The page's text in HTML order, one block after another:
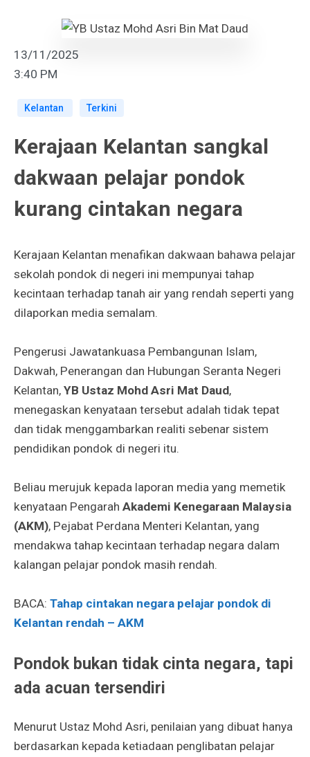
13/11/2025
3:40 PM
Kelantan Terkini
Kerajaan Kelantan sangkal
dakwaan pelajar pondok
kurang cintakan negara
Kerajaan Kelantan menafikan dakwaan bahawa pelajar
sekolah pondok di negeri ini mempunyai tahap
kecintaan terhadap tanah air yang rendah seperti yang
dilaporkan media semalam.
Pengerusi Jawatankuasa Pembangunan Islam,
Dakwah, Penerangan dan Hubungan Seranta Negeri
Kelantan, YB Ustaz Mohd Asri Mat Daud,
menegaskan kenyataan tersebut adalah tidak tepat
dan tidak menggambarkan realiti sebenar sistem
pendidikan pondok di negeri itu.
Beliau merujuk kepada laporan media yang memetik
kenyataan Pengarah Akademi Kenegaraan Malaysia
(AKM), Pejabat Perdana Menteri Kelantan, yang
mendakwa tahap kecintaan terhadap negara dalam
kalangan pelajar pondok masih rendah.
BACA: Tahap cintakan negara pelajar pondok di
Kelantan rendah – AKM
Pondok bukan tidak cinta negara, tapi
ada acuan tersendiri
Menurut Ustaz Mohd Asri, penilaian yang dibuat hanya
berdasarkan kepada ketiadaan penglibatan pelajar